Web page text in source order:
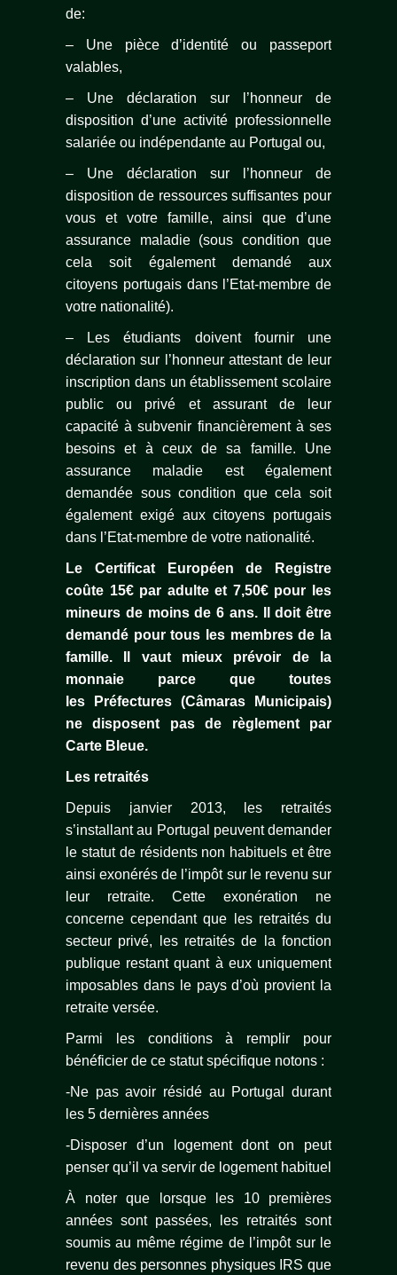
de:
– Une pièce d’identité ou passeport
valables,
– Une déclaration sur l’honneur de
disposition d’une activité professionnelle
salariée ou indépendante au Portugal ou,
– Une déclaration sur l’honneur de
disposition de ressources suffisantes pour
vous et votre famille, ainsi que d’une
assurance maladie (sous condition que
cela soit également demandé aux
citoyens portugais dans l’Etat-membre de
votre nationalité).
– Les étudiants doivent fournir une
déclaration sur l’honneur attestant de leur
inscription dans un établissement scolaire
public ou privé et assurant de leur
capacité à subvenir financièrement à ses
besoins et à ceux de sa famille. Une
assurance maladie est également
demandée sous condition que cela soit
également exigé aux citoyens portugais
dans l’Etat-membre de votre nationalité.
Le Certificat Européen de Registre
coûte 15€ par adulte et 7,50€ pour les
mineurs de moins de 6 ans. Il doit être
demandé pour tous les membres de la
famille. Il vaut mieux prévoir de la
monnaie parce que toutes
les Préfectures (Câmaras Municipais)
ne disposent pas de règlement par
Carte Bleue.
Les retraités
Depuis janvier 2013, les retraités
s’installant au Portugal peuvent demander
le statut de résidents non habituels et être
ainsi exonérés de l’impôt sur le revenu sur
leur retraite. Cette exonération ne
concerne cependant que les retraités du
secteur privé, les retraités de la fonction
publique restant quant à eux uniquement
imposables dans le pays d’où provient la
retraite versée.
Parmi les conditions à remplir pour
bénéficier de ce statut spécifique notons :
-Ne pas avoir résidé au Portugal durant
les 5 dernières années
-Disposer d’un logement dont on peut
penser qu’il va servir de logement habituel
À noter que lorsque les 10 premières
années sont passées, les retraités sont
soumis au même régime de l’impôt sur le
revenu des personnes physiques IRS que